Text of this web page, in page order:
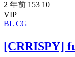
2 年前 153 10
VIP
BL CG
[CRRISPY]